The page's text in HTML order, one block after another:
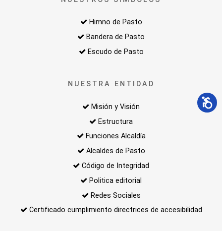
Himno de Pasto
Bandera de Pasto
Escudo de Pasto
NUESTRA ENTIDAD
Misión y Visión
Estructura
Funciones Alcaldía
Alcaldes de Pasto
Código de Integridad
Politica editorial
Redes Sociales
Certificado cumplimiento directrices de accesibilidad